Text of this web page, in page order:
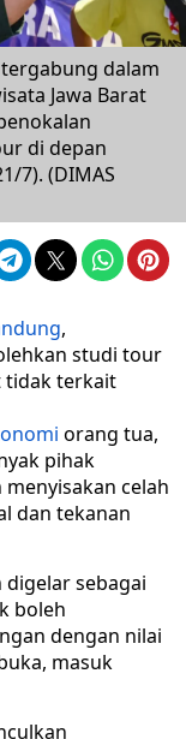
tergabung dalam
Jawa Barat
di depan
7). (DIMAS
,
studi tour
tidak terkait
orang tua,
pihak
celah
dan tekanan
sebagai
boleh
dengan nilai
masuk